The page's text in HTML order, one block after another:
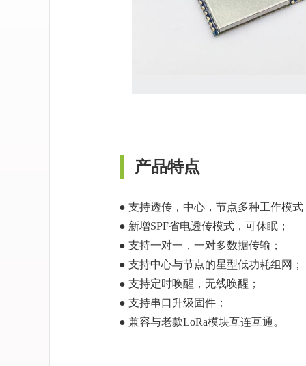
产品特点
● 支持透传，中心，节点多种工作模式
● 新增SPF省电透传模式，可休眠；
● 支持一对一，一对多数据传输；
● 支持中心与节点的星型低功耗组网；
● 支持定时唤醒，无线唤醒；
● 支持串口升级固件；
● 兼容与老款LoRa模块互连互通。